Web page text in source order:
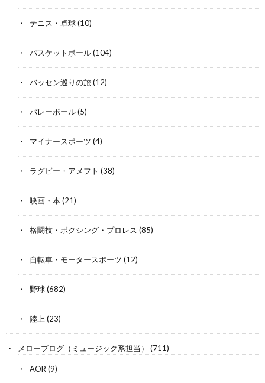
テニス・卓球(10)
バスケットボール(104)
バッセン巡りの旅(12)
バレーボール(5)
マイナースポーツ (4)
ラグビー・アメフト (38)
映画・本(21)
格闘技・ボクシング・プロレス (85)
自転車・モータースポーツ (12)
野球(682)
陸上 (23)
メローブログ（ミュージック系担当） (711)
AOR (9)